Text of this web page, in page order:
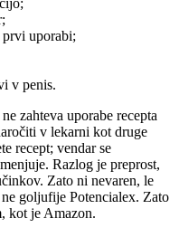
prvi uporabi;
v penis.
zahteva uporabe recepta
v lekarni kot druge
recept; vendar se
Razlog je preprost,
Zato ni nevaren, le
goljufije Potencialex. Zato
kot je Amazon.